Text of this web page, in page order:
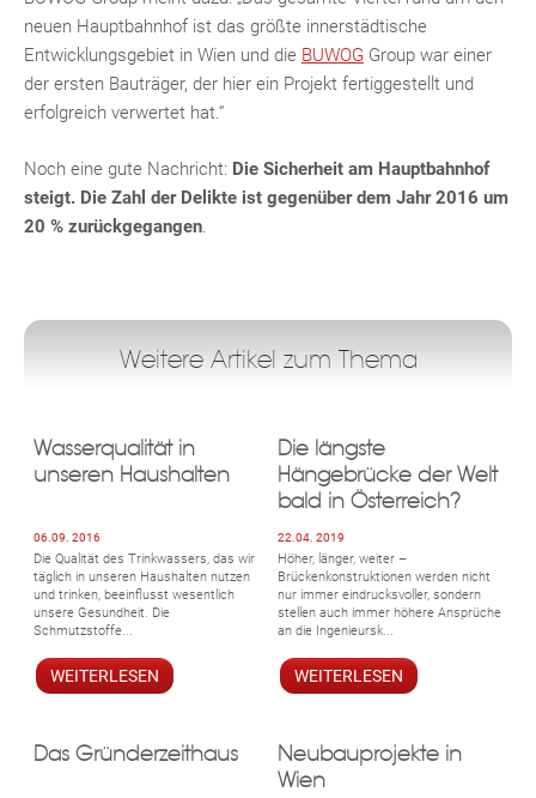
neuen Hauptbahnhof ist das größte innerstädtische
Entwicklungsgebiet in Wien und die BUWOG Group war einer
der ersten Bauträger, der hier ein Projekt fertiggestellt und
erfolgreich verwertet hat.“
Noch eine gute Nachricht: Die Sicherheit am Hauptbahnhof
steigt. Die Zahl der Delikte ist gegenüber dem Jahr 2016 um
20 % zurückgegangen
Weitere Artikel zum Thema
Wasserqualität in
unseren Haushalten
06.09. 2016
Die Qualität des Trinkwassers, das wir
täglich in unseren Haushalten nutzen
und trinken, beeinflusst wesentlich
unsere Gesundheit. Die
Schmutzstoffe...
WEITERLESEN
Die längste
Hängebrücke der Welt
bald in Österreich?
22.04. 2019
Höher, länger, weiter –
Brückenkonstruktionen werden nicht
nur immer eindrucksvoller, sondern
stellen auch immer höhere Ansprüche
an die Ingenieursk...
WEITERLESEN
Das Gründerzeithaus
Neubauprojekte in
Wien